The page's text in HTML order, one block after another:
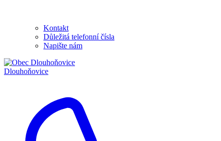
Kontakt
Důležitá telefonní čísla
Napište nám
Dlouhoňovice